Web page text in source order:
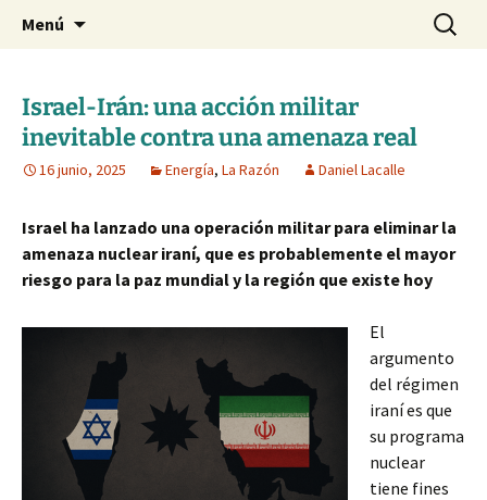
dlacalle.com
Blog de Daniel Lacalle
Menú Buscar:
Israel-Irán: una acción militar
inevitable contra una amenaza real
16 junio, 2025 Energía, La Razón Daniel Lacalle
Israel ha lanzado una operación militar para eliminar la
amenaza nuclear iraní, que es probablemente el mayor
riesgo para la paz mundial y la región que existe hoy
El
argumento
del régimen
iraní es que
su programa
nuclear
tiene fines